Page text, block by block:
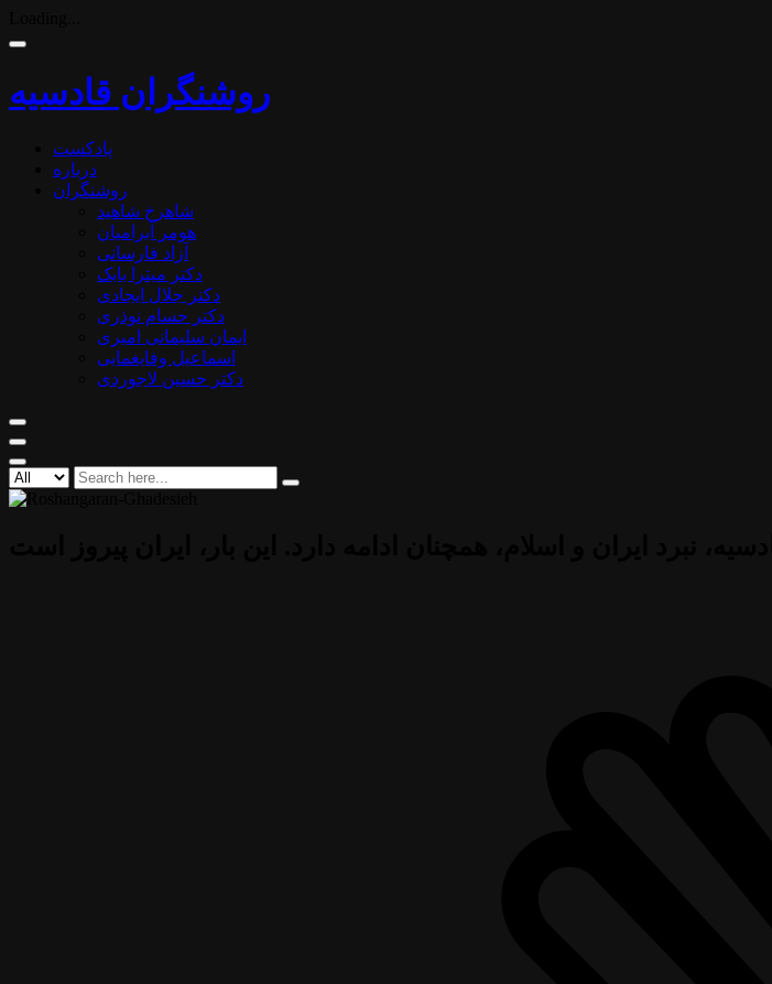
روشنگران قادسیه
پادکست
درباره
روشنگران
شاهرخ شاهید
هومر آبرامیان
آزاد فارسانی
دکتر میترا بابک
دکتر جلال ایجادی
دکتر حسام نوذری
ایمان سلیمانی امیری
اسماعیل وفایغمایی
دکتر حسین لاجوردی